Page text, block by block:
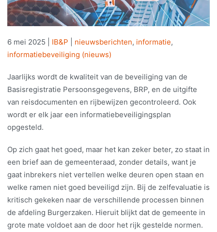
6 mei 2025 IB&P nieuwsberichten, informatie,
informatiebeveiliging (nieuws)
Jaarlijks wordt de kwaliteit van de beveiliging van de
Basisregistratie Persoonsgegevens, BRP, en de uitgifte
van reisdocumenten en rijbewijzen gecontroleerd. Ook
wordt er elk jaar een informatiebeveiligingsplan
opgesteld.
Op zich gaat het goed, maar het kan zeker beter, zo staat in
een brief aan de gemeenteraad, zonder details, want je
gaat inbrekers niet vertellen welke deuren open staan en
welke ramen niet goed beveiligd zijn. Bij de zelfevaluatie is
kritisch gekeken naar de verschillende processen binnen
de afdeling Burgerzaken. Hieruit blijkt dat de gemeente in
grote mate voldoet aan de door het rijk gestelde normen.